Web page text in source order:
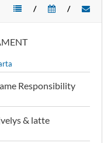
/
/
Responsibility
& latte